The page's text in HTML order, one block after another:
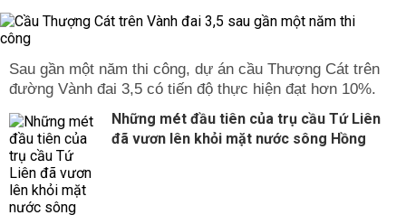
Sau gần một năm thi công, dự án cầu Thượng Cát trên
đường Vành đai 3,5 có tiến độ thực hiện đạt hơn 10%.
Những mét đầu tiên của trụ cầu Tứ Liên
đã vươn lên khỏi mặt nước sông Hồng